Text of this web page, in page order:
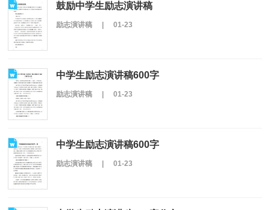
鼓励中学生励志演讲稿
励志演讲稿 01-23
中学生励志演讲稿600字
励志演讲稿 01-23
中学生励志演讲稿600字
励志演讲稿 01-23